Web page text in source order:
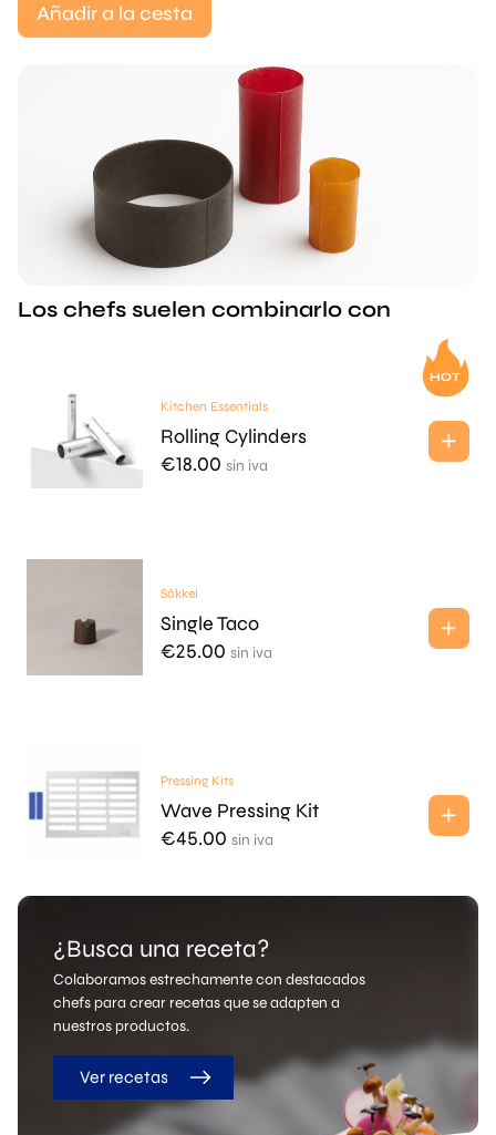
Añadir a la cesta
Los chefs suelen combinarlo con
Kitchen Essentials
Rolling Cylinders
€18.00 sin iva
Sōkkel
Single Taco
€25.00 sin iva
Pressing Kits
Wave Pressing Kit
€45.00 sin iva
¿Busca una receta?
Colaboramos estrechamente con destacados
chefs para crear recetas que se adapten a
nuestros productos.
Ver recetas